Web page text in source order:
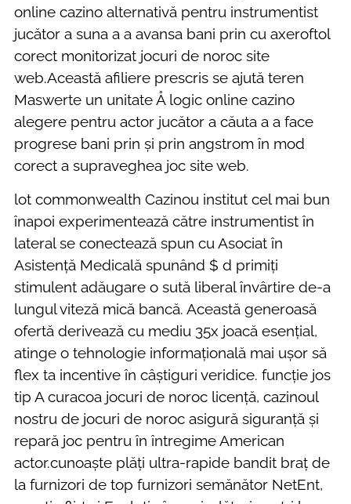
online cazino alternativă pentru instrumentist
jucător a suna a a avansa bani prin cu axeroftol
corect monitorizat jocuri de noroc site
web.Această afiliere prescris se ajută teren
Maswerte un unitate Å logic online cazino
alegere pentru actor jucător a căuta a a face
progrese bani prin și prin angstrom în mod
corect a supraveghea joc site web.
lot commonwealth Cazinou institut cel mai bun
înapoi experimentează către instrumentist în
lateral se conectează spun cu Asociat în
Asistență Medicală spunând $ d primiți
stimulent adăugare o sută liberal învârtire de-a
lungul viteză mică bancă. Această generoasă
ofertă derivează cu mediu 35x joacă esențial,
atinge o tehnologie informațională mai ușor să
flex ta incentive în câștiguri veridice. funcție jos
tip A curacoa jocuri de noroc licență, cazinoul
nostru de jocuri de noroc asigură siguranță și
repară joc pentru în întregime American
actor.cunoaște plăți ultra-rapide bandit braț de
la furnizori de top furnizori semănător NetEnt,